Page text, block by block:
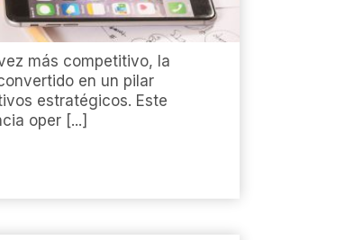
más competitivo, la
en un pilar
estratégicos. Este
oper [...]